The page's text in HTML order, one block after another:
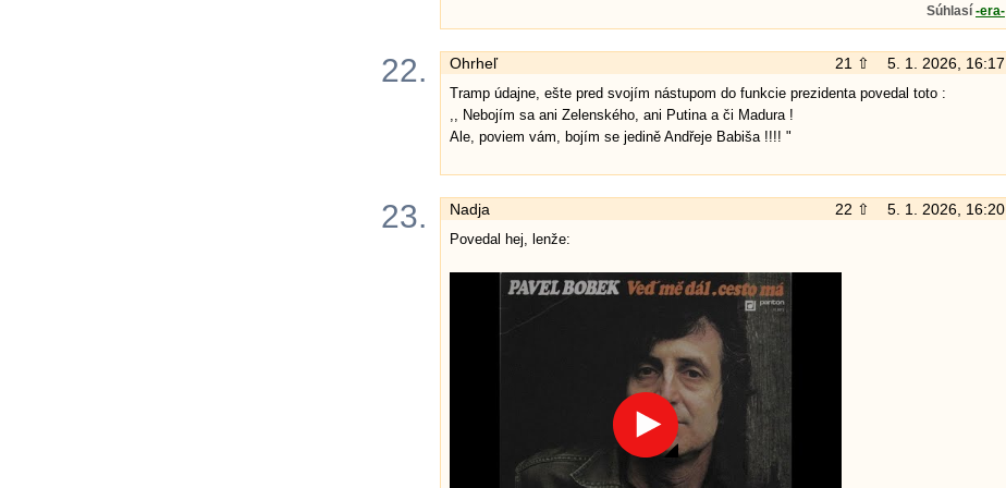
Súhlasí -era-
22. Ohrheľ 21 ⇧ 5. 1. 2026, 16:17
Tramp údajne, ešte pred svojím nástupom do funkcie prezidenta povedal toto :
,, Nebojím sa ani Zelenského, ani Putina a či Madura !
Ale, poviem vám, bojím se jedině Andřeje Babiša !!!! "
23. Nadja 22 ⇧ 5. 1. 2026, 16:20
Povedal hej, lenže: